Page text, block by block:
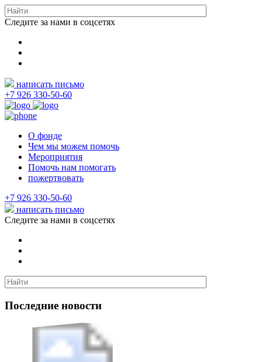
Следите за нами в соцсетях
написать письмо
+7 926 330-50-60
О фонде
Чем мы можем помочь
Мероприятия
Помочь нам помогать
пожертвовать
+7 926 330-50-60
написать письмо
Следите за нами в соцсетях
Последние новости